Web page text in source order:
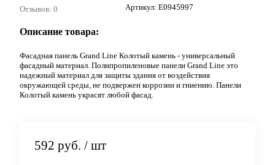
Отзывов: 0 Артикул: E0945997
Описание товара:
Фасадная панель Grand Line Колотый камень - универсальный
фасадный материал. Полипропиленовые панели Grand Line это
надежный материал для защиты здания от воздействия
окружающей среды, не подвержен коррозии и гниению. Панели
Колотый камень украсят любой фасад.
592 руб. / шт